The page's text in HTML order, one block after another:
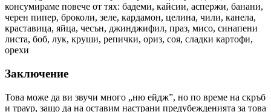
консумираме повече от тях: бадеми, кайсии, аспержи, банани,
черен пипер, броколи, зеле, кардамон, целина, чили, канела,
краставица, яйца, чесън, джинджифил, праз, мисо, синапени
листа, боб, лук, круши, репички, ориз, соя, сладки картофи,
орехи
Заключение
Това може да ви звучи много „ню ейдж”, но по време на скръб
и траур, защо да на оставим настрани предубежденията за това